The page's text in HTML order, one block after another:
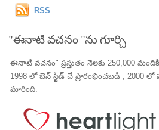
RSS
"ఈనాటి వచనం "ను గూర్చి
ఈనాటి వచనం" ప్రస్తుతం నెలకు 250,000
1998 లో బెన్ స్టీడ్ చే ప్రారంభించబడి , 2000 లో
మారింది.